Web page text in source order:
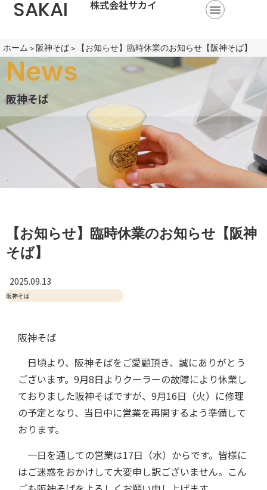
SAKAI 株式会社サカイ
ホーム >阪神そば > 【お知らせ】臨時休業のお知らせ【阪神そば】
News
阪神そば
【お知らせ】臨時休業のお知らせ【阪神
そば】
2025.09.13
阪神そば
阪神そば
日頃より、阪神そばをご愛顧頂き、誠にありがとう
ございます。9月8日よりクーラーの故障により休業し
ておりました阪神そばですが、9月16日（火）に修理
の予定となり、当日中に営業を再開するよう準備して
おります。
一日を通しての営業は17日（水）からです。皆様に
はご迷惑をおかけして大変申し訳ございません。こん